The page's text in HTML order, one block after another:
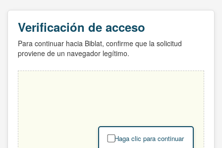
Verificación de acceso
Para continuar hacia Biblat, confirme que la solicitud
proviene de un navegador legítimo.
Haga clic para continuar